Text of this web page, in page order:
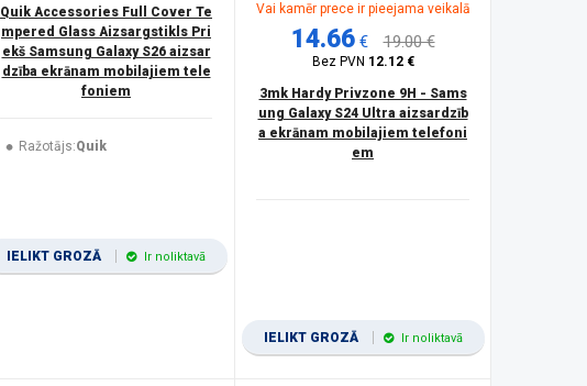
Quik Accessories Full Cover Te
mpered Glass Aizsargstikls Pri
ekš Samsung Galaxy S26 aizsar
dzība ekrānam mobilajiem tele
foniem
Ražotājs:Quik
IELIKT GROZĀ Ir noliktavā
Vai kamēr prece ir pieejama veikalā
14.66 € 19.00 €
Bez PVN 12.12 €
3mk Hardy Privzone 9H - Sams
ung Galaxy S24 Ultra aizsardzīb
a ekrānam mobilajiem telefoni
em
IELIKT GROZĀ Ir noliktavā